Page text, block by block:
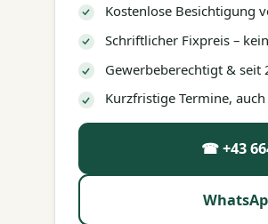
Kostenlose Besichtigung
Schriftlicher Fixpreis –
Gewerbeberechtigt & seit
Kurzfristige Termine,
☎ +43